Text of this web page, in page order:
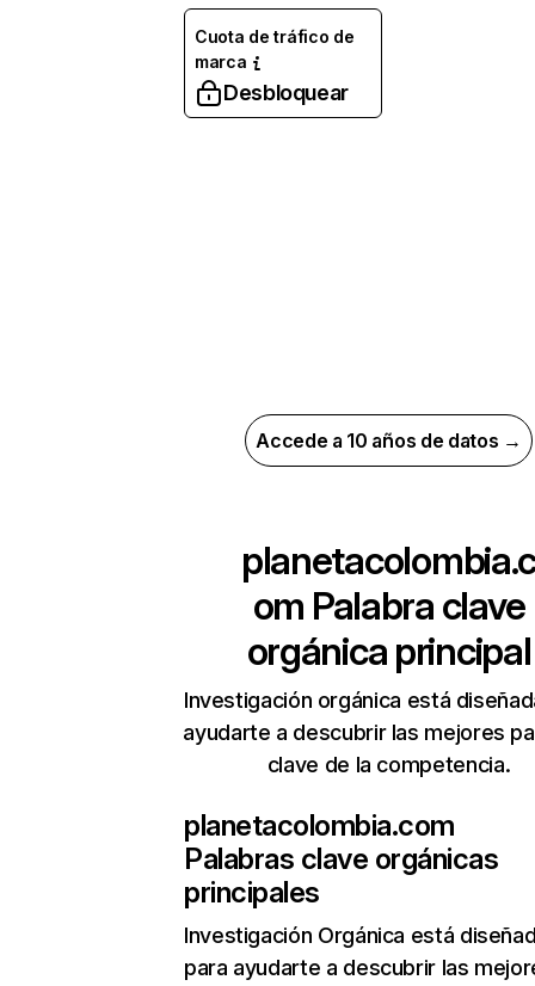
Cuota de tráfico de
marca
Desbloquear
Accede a 10 años de datos →
om Palabra clave
orgánica principal
Investigación orgánica está
ayudarte a descubrir las mejores
clave de la competencia.
planetacolombia.com
Palabras clave orgánicas
principales
Investigación Orgánica está
para ayudarte a descubrir las